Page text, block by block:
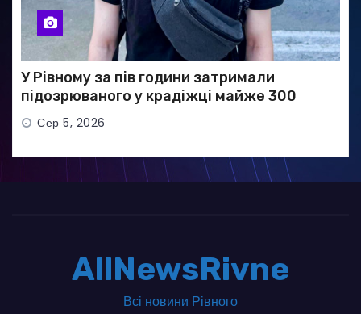
У Рівному за пів години затримали
підозрюваного у крадіжці майже 300
тисяч гривень
Сер 5, 2026
AllNewsRivne
Всі новини Рівного